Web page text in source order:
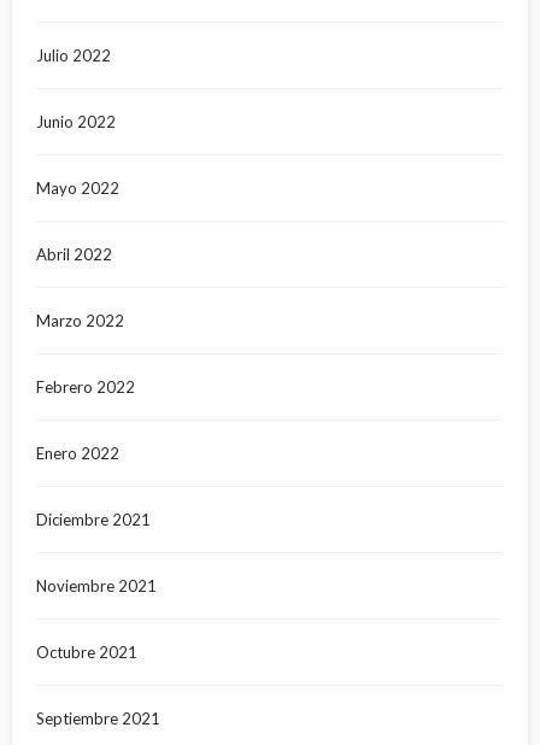
Julio 2022
Junio 2022
Mayo 2022
Abril 2022
Marzo 2022
Febrero 2022
Enero 2022
Diciembre 2021
Noviembre 2021
Octubre 2021
Septiembre 2021